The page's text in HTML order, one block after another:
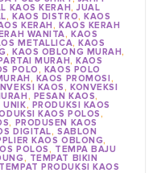
KAOS KERAH,JUAL
, KAOS DISTRO,KAOS
KERAH, KAOS KERAH
WANITA,KAOS
METALLICA,KAOS
, KAOS OBLONG MURAH,
MURAH,KAOS
POLO, KAOS POLO
, KAOS PROMOSI,
KAOS,KONVEKSI
, PESAN KAOS,
UNIK, PRODUKSI KAOS
KAOS POLOS,
, PRODUSEN KAOS
DIGITAL, SABLON
KAOS OBLONG,
POLOS, TEMPA BAJU
, TEMPAT BIKIN
TEMPAT PRODUKSI KAOS